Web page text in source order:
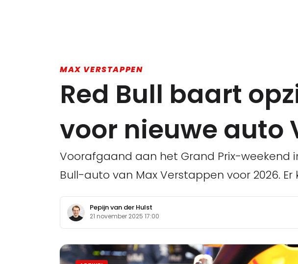
MAX VERSTAPPEN
Red Bull baart
voor nieuwe auto
Voorafgaand aan het Grand Prix-weekend
Bull-auto van Max Verstappen voor 2026.
Pepijn van der Hulst
21 november 2025 17:00